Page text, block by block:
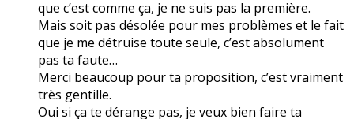
que c’est comme ça, je ne suis pas la première.
Mais soit pas désolée pour mes problèmes et le fait
que je me détruise toute seule, c’est absolument
pas ta faute…
Merci beaucoup pour ta proposition, c’est vraiment
très gentille.
Oui si ça te dérange pas, je veux bien faire ta